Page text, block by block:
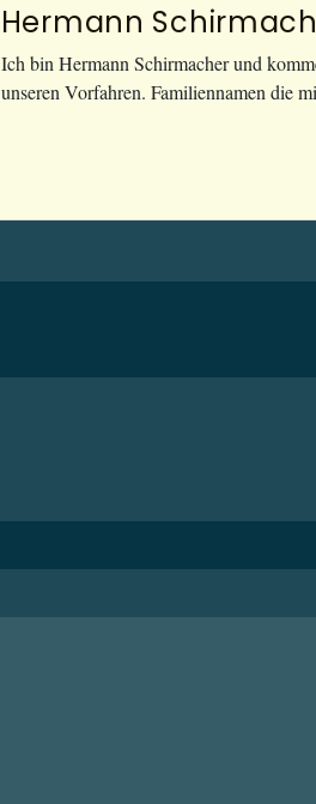
Hermann
Ich bin Hermann Schirmacher und
unseren Vorfahren. Familiennamen die